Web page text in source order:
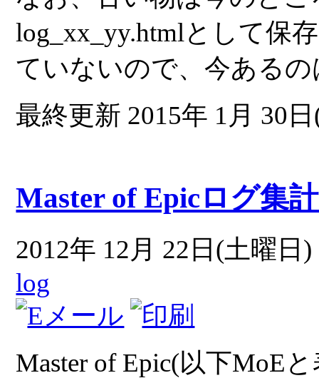
log_xx_yy.htmlとして保
ていないので、今あるの
最終更新 2015年 1月 30
Master of Epicログ集
2012年 12月 22日(土曜日
log
Master of Epic(以下MoE